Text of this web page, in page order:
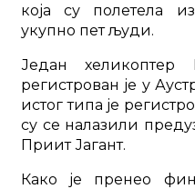
која су полетела
укупно пет људи.
Један
регистрован је у
истог типа је
су се налазили
Приит Јагант.
Како је пренео